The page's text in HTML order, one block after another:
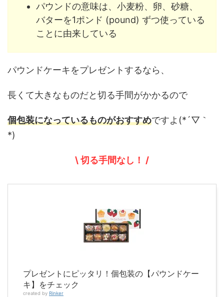
パウンドの意味は、小麦粉、卵、砂糖、
バターを1ポンド (pound) ずつ使っている
ことに由来している
パウンドケーキをプレゼントするなら、
長くて大きなものだと切る手間がかかるので
個包装になっているものがおすすめですよ(*´▽｀
*)
\ 切る手間なし！ /
プレゼントにピッタリ！個包装の【パウンドケー
キ】をチェック
created by Rinker